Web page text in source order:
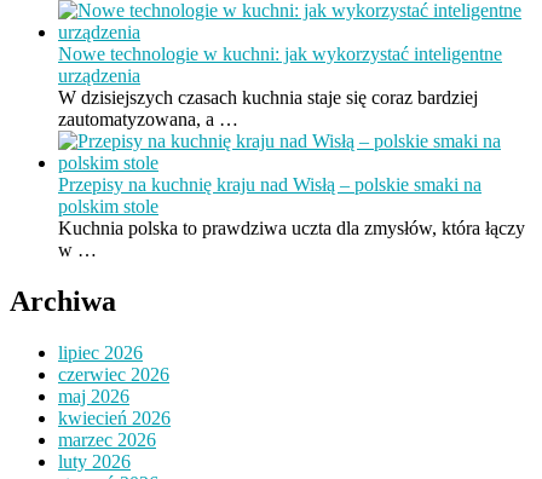
Nowe technologie w kuchni: jak wykorzystać inteligentne
urządzenia
W dzisiejszych czasach kuchnia staje się coraz bardziej
zautomatyzowana, a …
Przepisy na kuchnię kraju nad Wisłą – polskie smaki na
polskim stole
Kuchnia polska to prawdziwa uczta dla zmysłów, która łączy
w …
Archiwa
lipiec 2026
czerwiec 2026
maj 2026
kwiecień 2026
marzec 2026
luty 2026